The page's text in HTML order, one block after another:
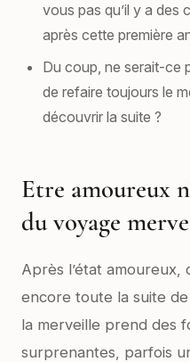
vous pas qu’il y a des
après cette première
Du coup, ne serait-ce
de refaire toujours le
découvrir la suite ?
Etre amoureux
du voyage
Après l’état amoureux,
encore toute la suite
la merveille prend des
surprenantes, parfois